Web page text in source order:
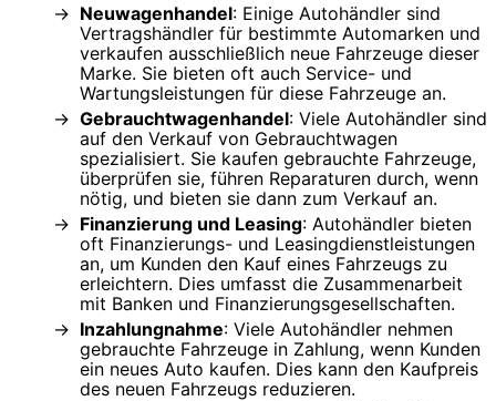
Neuwagenhandel: Einige Autohändler sind
Vertragshändler für bestimmte Automarken und
verkaufen ausschließlich neue Fahrzeuge dieser
Marke. Sie bieten oft auch Service- und
Wartungsleistungen für diese Fahrzeuge an.
Gebrauchtwagenhandel: Viele Autohändler sind
auf den Verkauf von Gebrauchtwagen
spezialisiert. Sie kaufen gebrauchte Fahrzeuge,
überprüfen sie, führen Reparaturen durch, wenn
nötig, und bieten sie dann zum Verkauf an.
Finanzierung und Leasing: Autohändler bieten
oft Finanzierungs- und Leasingdienstleistungen
an, um Kunden den Kauf eines Fahrzeugs zu
erleichtern. Dies umfasst die Zusammenarbeit
mit Banken und Finanzierungsgesellschaften.
Inzahlungnahme: Viele Autohändler nehmen
gebrauchte Fahrzeuge in Zahlung, wenn Kunden
ein neues Auto kaufen. Dies kann den Kaufpreis
des neuen Fahrzeugs reduzieren.